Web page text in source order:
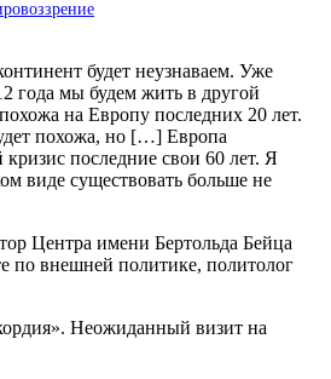
будет неузнаваем. Уже
года мы будем жить в другой
на Европу последних 20 лет.
похожа, но […] Европа
последние свои 60 лет. Я
виде существовать больше не
Центра имени Бертольда Бейца
по внешней политике, политолог
Неожиданный визит на